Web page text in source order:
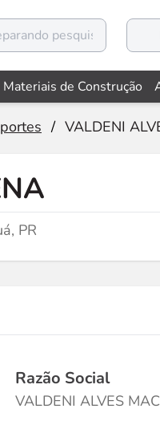
Materiais de Construção
/ VALDENI
PR
Razão Social
VALDENI ALVES